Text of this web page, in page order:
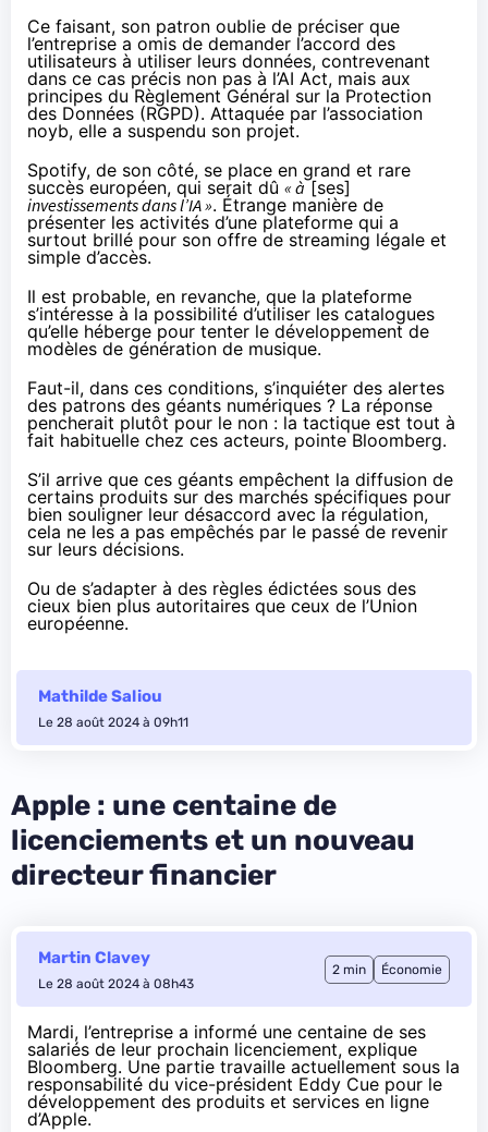
Ce faisant, son patron oublie de préciser que
l’entreprise a omis de demander l’accord des
utilisateurs à utiliser leurs données, contrevenant
dans ce cas précis non pas à l’AI Act, mais aux
principes du Règlement Général sur la Protection
des Données (RGPD). Attaquée par l’association
noyb, elle a suspendu son projet.
Spotify, de son côté, se place en grand et rare
succès européen, qui serait dû « à[ses]
investissements dans l’IA ». Étrange manière de
présenter les activités d’une plateforme qui a
surtout brillé pour son offre de streaming légale et
simple d’accès.
Il est probable, en revanche, que la plateforme
s’intéresse à la possibilité d’utiliser les catalogues
qu’elle héberge pour tenter le développement de
modèles de génération de musique.
Faut-il, dans ces conditions, s’inquiéter des alertes
des patrons des géants numériques ? La réponse
pencherait plutôt pour le non : la tactique est tout à
fait habituelle chez ces acteurs, pointe Bloomberg.
S’il arrive que ces géants empêchent la diffusion de
certains produits sur des marchés spécifiques pour
bien souligner leur désaccord avec la régulation,
cela ne les a pas empêchés par le passé de revenir
sur leurs décisions.
Ou de s’adapter à des règles édictées sous des
cieux bien plus autoritaires que ceux de l’Union
européenne.
Mathilde Saliou
Le 28 août 2024 à 09h11
Apple : une centaine de
licenciements et un nouveau
directeur financier
Martin Clavey
Le 28 août 2024 à 08h43
2 min Économie
Mardi, l’entreprise a informé une centaine de ses
salariés de leur prochain licenciement, explique
Bloomberg. Une partie travaille actuellement sous la
responsabilité du vice-président Eddy Cue pour le
développement des produits et services en ligne
d’Apple.